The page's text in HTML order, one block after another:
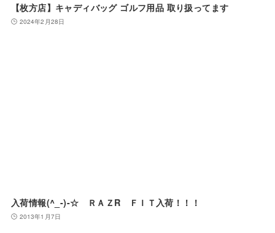
【枚方店】キャディバッグ ゴルフ用品 取り扱ってます
2024年2月28日
入荷情報(^_-)-☆ ＲＡＺR ＦＩＴ入荷！！！
2013年1月7日